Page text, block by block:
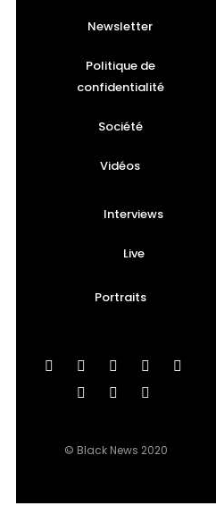
Newsletter
Politique de
confidentialité
Société
Vidéos
Interviews
Live
Portraits
© Black News 2020